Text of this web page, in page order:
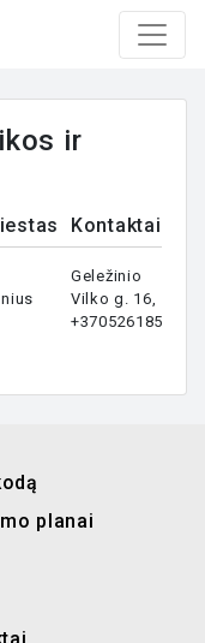
ir
Kontaktai
Geležinio
Vilko g. 16,
+37052618524
planai